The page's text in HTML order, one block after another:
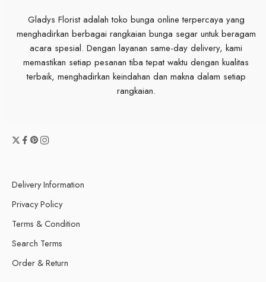
Gladys Florist adalah toko bunga online terpercaya yang
menghadirkan berbagai rangkaian bunga segar untuk beragam
acara spesial. Dengan layanan same-day delivery, kami
memastikan setiap pesanan tiba tepat waktu dengan kualitas
terbaik, menghadirkan keindahan dan makna dalam setiap
rangkaian.
Delivery Information
Privacy Policy
Terms & Condition
Search Terms
Order & Return